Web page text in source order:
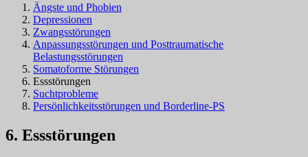
Ängste und Phobien
Depressionen
Zwangsstörungen
Anpassungsstörungen und Posttraumatische
Belastungsstörungen
Somatoforme Störungen
Essstörungen
Suchtprobleme
Persönlichkeitsstörungen und Borderline-PS
6. Essstörungen